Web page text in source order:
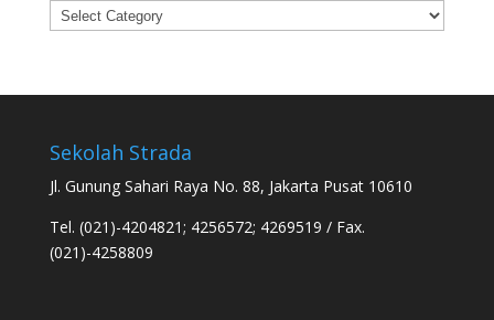
Categories
Sekolah Strada
Jl. Gunung Sahari Raya No. 88, Jakarta Pusat 10610
Tel. (021)-4204821; 4256572; 4269519 / Fax.
(021)-4258809